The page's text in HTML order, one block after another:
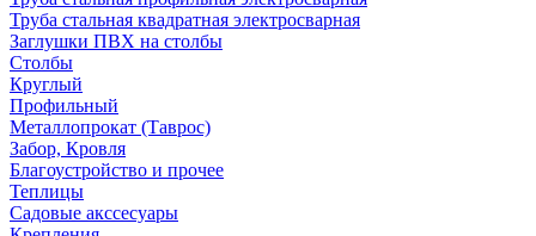
Труба стальная квадратная электросварная
Заглушки ПВХ на столбы
Столбы
Круглый
Профильный
Металлопрокат (Таврос)
Забор, Кровля
Благоустройство и прочее
Теплицы
Садовые акссесуары